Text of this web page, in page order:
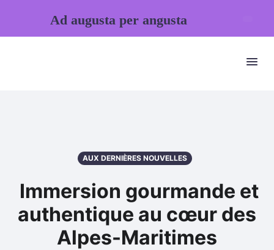
AUX DERNIÈRES NOUVELLES
Immersion gourmande et
authentique au cœur des
Alpes-Maritimes
Ad augusta per angusta